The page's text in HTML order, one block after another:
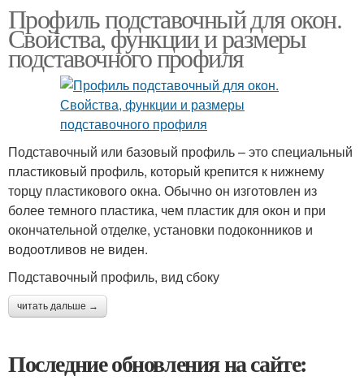
Профиль подставочный для окон.
Свойства, функции и размеры
подставочного профиля
Подставочный или базовый профиль – это специальный
пластиковый профиль, который крепится к нижнему
торцу пластикового окна. Обычно он изготовлен из
более темного пластика, чем пластик для окон и при
окончательной отделке, установки подоконников и
водоотливов не виден.
Подставочный профиль, вид сбоку
читать дальше →
Последние обновления на сайте: